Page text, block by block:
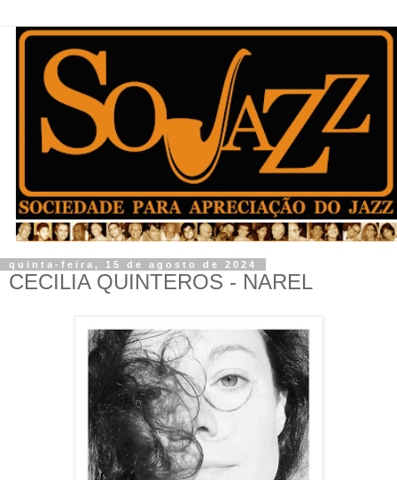
quinta-feira, 15 de agosto de 2024
CECILIA QUINTEROS - NAREL